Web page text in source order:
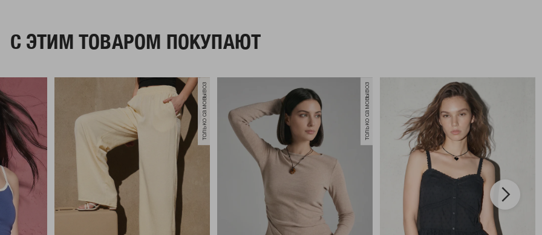
C ЭТИМ ТОВАРОМ ПОКУПАЮТ
только самовывоз только самовывоз